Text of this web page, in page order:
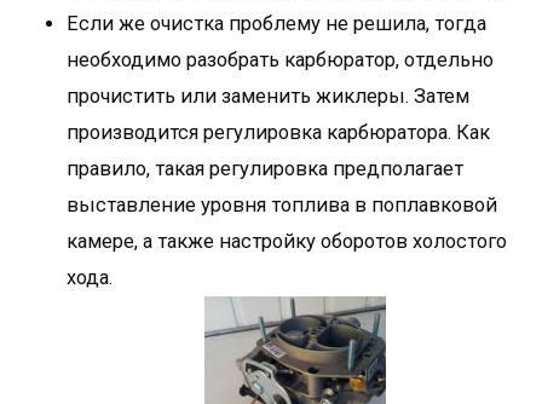
Если же очистка проблему не решила, тогда
необходимо разобрать карбюратор, отдельно
прочистить или заменить жиклеры. Затем
производится регулировка карбюратора. Как
правило, такая регулировка предполагает
выставление уровня топлива в поплавковой
камере, а также настройку оборотов холостого
хода.